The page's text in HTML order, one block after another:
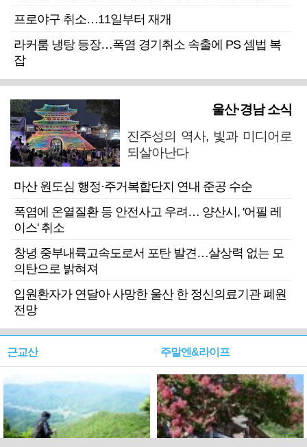
프로야구 취소…11일부터 재개
라커룸 냉탕 등장…폭염 경기취소 속출에 PS 셈법 복
잡
울산·경남 소식
진주성의 역사, 빛과 미디어로
되살아난다
마산 원도심 행정·주거복합단지 연내 준공 수순
폭염에 온열질환 등 안전사고 우려… 양산시, '어필 레
이스' 취소
창녕 중부내륙고속도로서 포탄 발견…살상력 없는 모
의탄으로 밝혀져
입원환자가 연달아 사망한 울산 한 정신의료기관 폐원
전망
근교산 주말엔&라이프